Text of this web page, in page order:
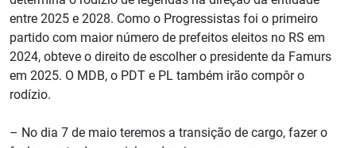
entre 2025 e 2028. Como o Progressistas foi o primeiro
partido com maior número de prefeitos eleitos no RS em
2024, obteve o direito de escolher o presidente da Famurs
em 2025. O MDB, o PDT e PL também irão compôr o
rodízio.
– No dia 7 de maio teremos a transição de cargo, fazer o